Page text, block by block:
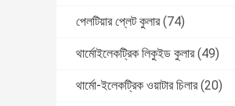
পেলটিয়ার প্লেট কুলার (74)
থার্মোইলেকট্রিক লিকুইড কুলার (49)
থার্মো-ইলেকট্রিক ওয়াটার চিলার (20)